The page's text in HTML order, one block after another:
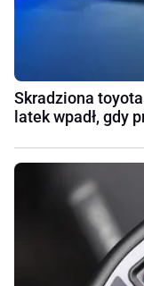
Skradziona
latek wpadł, gdy